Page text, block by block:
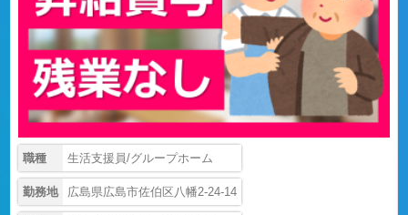
職種 生活支援員/グループホーム
勤務地 広島県広島市佐伯区八幡2-24-14